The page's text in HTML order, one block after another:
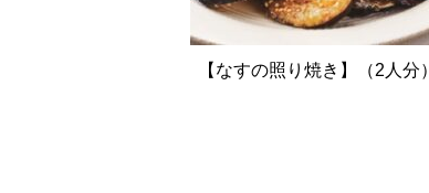
【なすの照り焼き】（2人分）